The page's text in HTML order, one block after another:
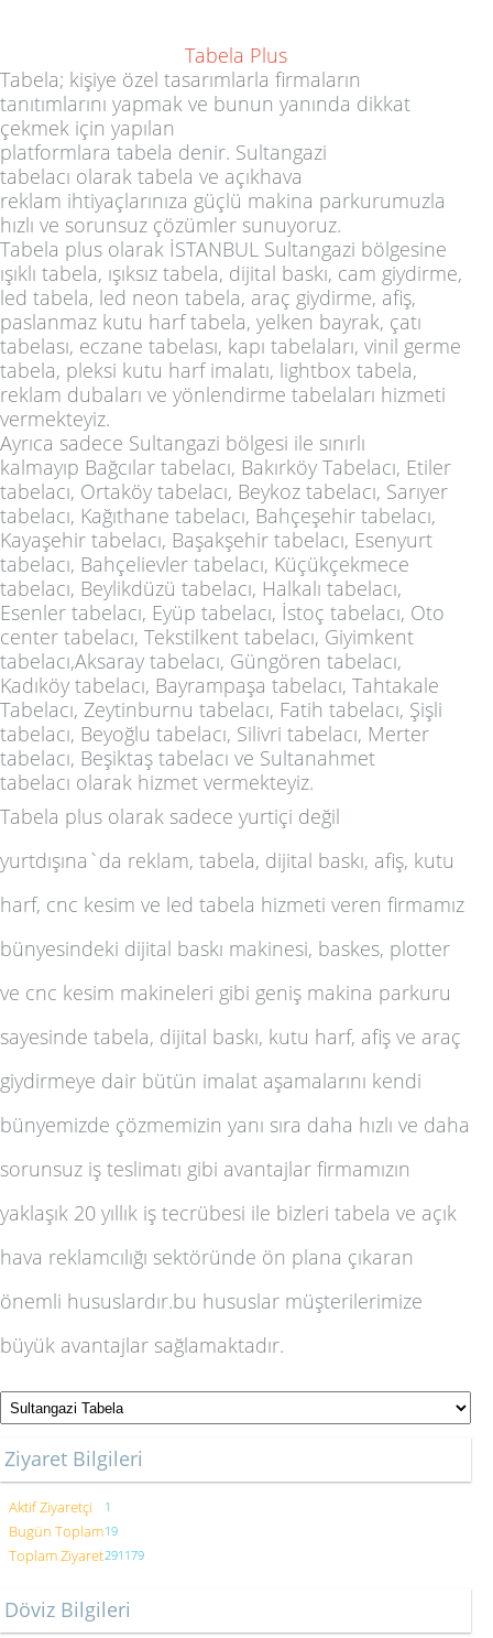
Tabela Plus
Tabela; kişiye özel tasarımlarla firmaların
tanıtımlarını yapmak ve bunun yanında dikkat
çekmek için yapılan
platformlara tabela denir. Sultangazi
tabelacı olarak tabela ve açıkhava
reklam ihtiyaçlarınıza güçlü makina parkurumuzla
hızlı ve sorunsuz çözümler sunuyoruz.
Tabela plus olarak İSTANBUL Sultangazi bölgesine
ışıklı tabela, ışıksız tabela, dijital baskı, cam giydirme,
led tabela, led neon tabela, araç giydirme, afiş,
paslanmaz kutu harf tabela, yelken bayrak, çatı
tabelası, eczane tabelası, kapı tabelaları, vinil germe
tabela, pleksi kutu harf imalatı, lightbox tabela,
reklam dubaları ve yönlendirme tabelaları hizmeti
vermekteyiz.
Ayrıca sadece Sultangazi bölgesi ile sınırlı
kalmayıp Bağcılar tabelacı, Bakırköy Tabelacı, Etiler
tabelacı, Ortaköy tabelacı, Beykoz tabelacı, Sarıyer
tabelacı, Kağıthane tabelacı, Bahçeşehir tabelacı,
Kayaşehir tabelacı, Başakşehir tabelacı, Esenyurt
tabelacı, Bahçelievler tabelacı, Küçükçekmece
tabelacı, Beylikdüzü tabelacı, Halkalı tabelacı,
Esenler tabelacı, Eyüp tabelacı, İstoç tabelacı, Oto
center tabelacı, Tekstilkent tabelacı, Giyimkent
tabelacı,Aksaray tabelacı, Güngören tabelacı,
Kadıköy tabelacı, Bayrampaşa tabelacı, Tahtakale
Tabelacı, Zeytinburnu tabelacı, Fatih tabelacı, Şişli
tabelacı, Beyoğlu tabelacı, Silivri tabelacı, Merter
tabelacı, Beşiktaş tabelacı ve Sultanahmet
tabelacı olarak hizmet vermekteyiz.
Tabela plus olarak sadece yurtiçi değil
yurtdışına`da reklam, tabela, dijital baskı, afiş, kutu
harf, cnc kesim ve led tabela hizmeti veren firmamız
bünyesindeki dijital baskı makinesi, baskes, plotter
ve cnc kesim makineleri gibi geniş makina parkuru
sayesinde tabela, dijital baskı, kutu harf, afiş ve araç
giydirmeye dair bütün imalat aşamalarını kendi
bünyemizde çözmemizin yanı sıra daha hızlı ve daha
sorunsuz iş teslimatı gibi avantajlar firmamızın
yaklaşık 20 yıllık iş tecrübesi ile bizleri tabela ve açık
hava reklamcılığı sektöründe ön plana çıkaran
önemli hususlardır.bu hususlar müşterilerimize
büyük avantajlar sağlamaktadır.
Ziyaret Bilgileri
Aktif Ziyaretçi 1
Bugün Toplam19
Toplam Ziyaret291179
Döviz Bilgileri